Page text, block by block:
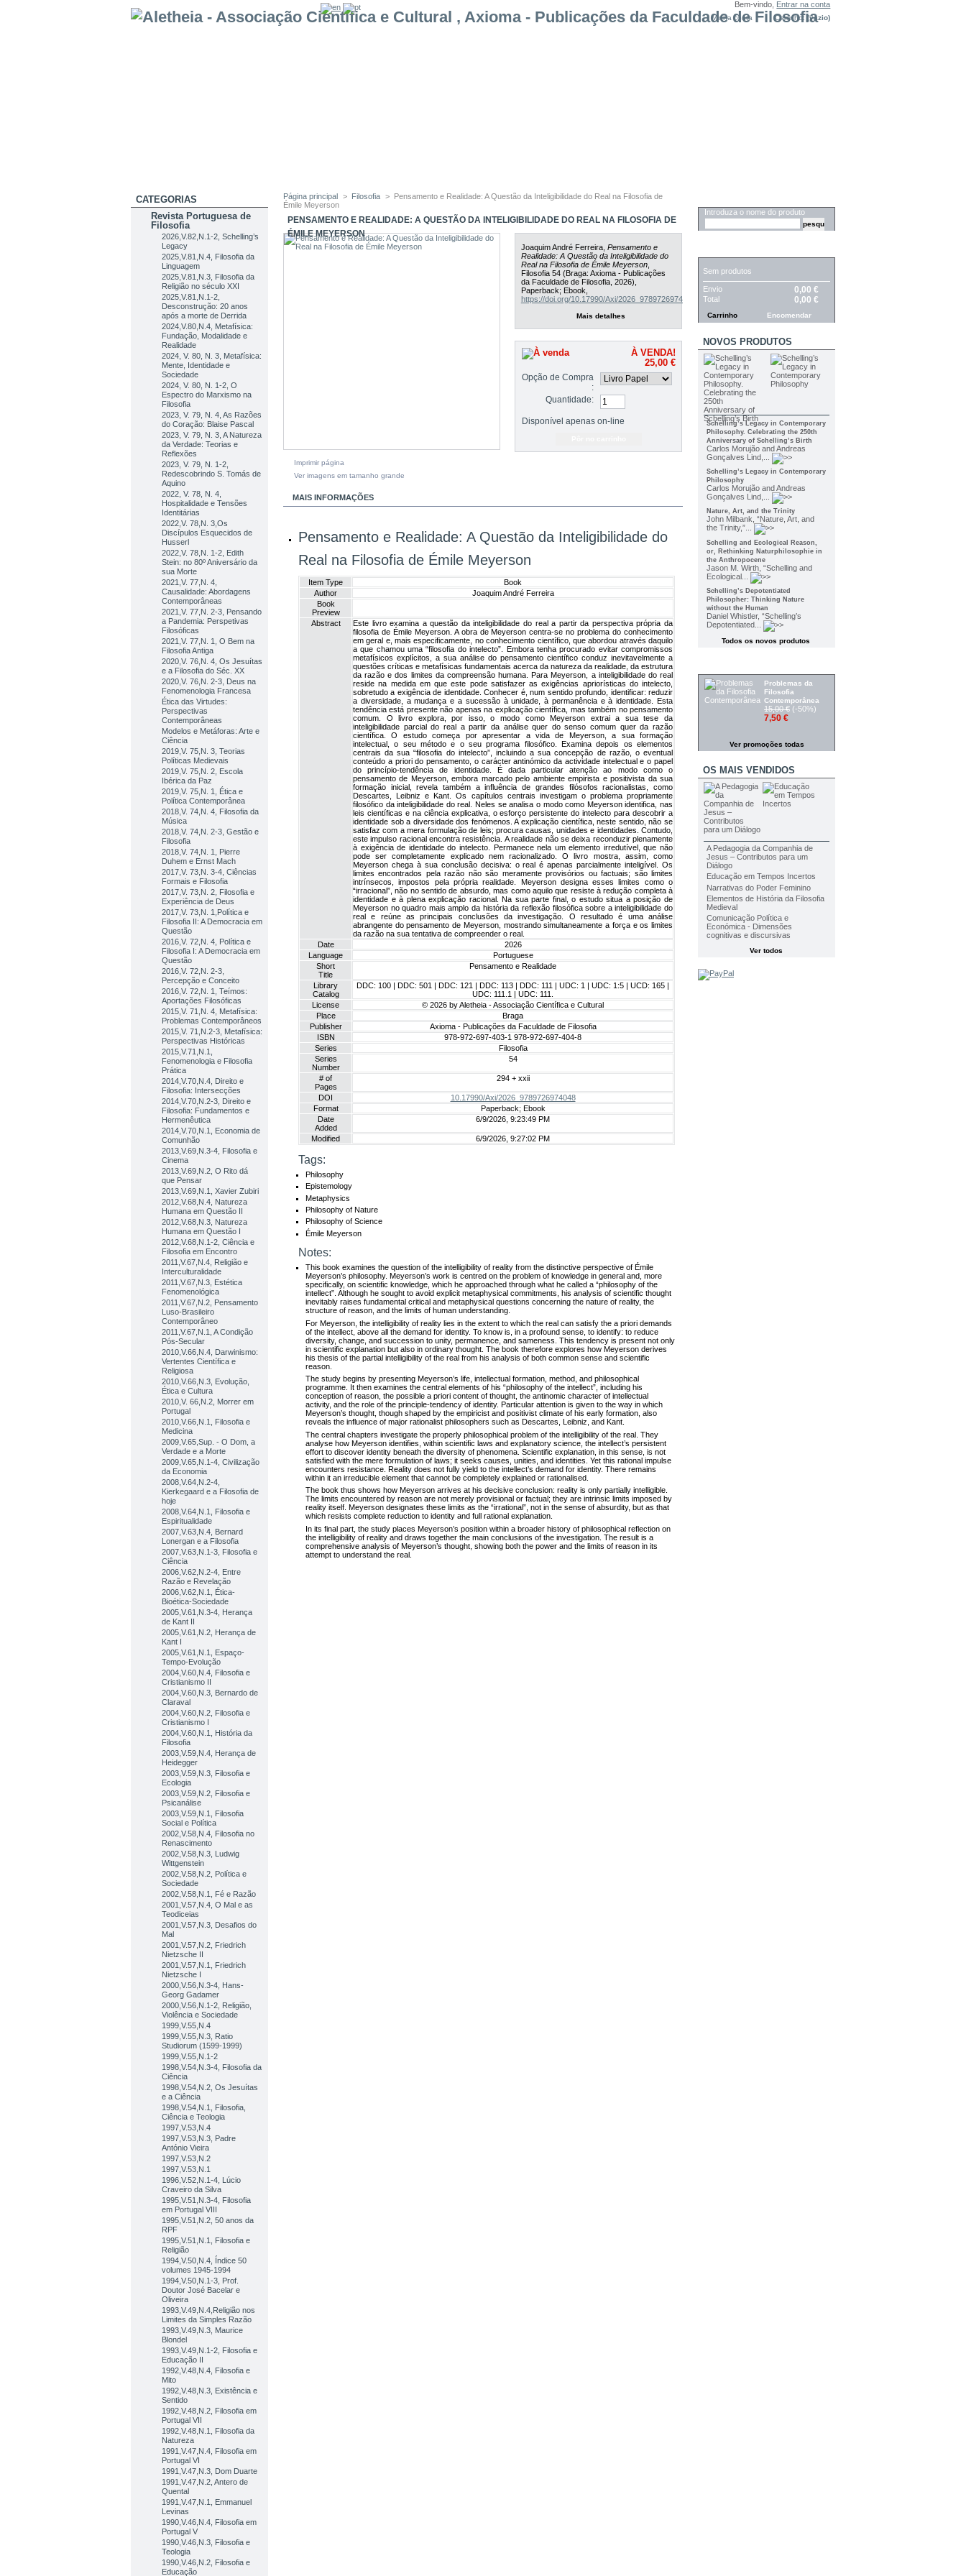
Bem-vindo, Entrar na conta
Carrinho: (vazio)
Minha conta
CATEGORIAS
Revista Portuguesa de
Filosofia
2026,V.82,N.1-2, Schelling’s
Legacy
2025,V.81,N.4, Filosofia da
Linguagem
2025,V.81,N.3, Filosofia da
Religião no século XXI
2025,V.81,N.1-2,
Desconstrução: 20 anos
após a morte de Derrida
2024,V.80,N.4, Metafísica:
Fundação, Modalidade e
Realidade
2024, V. 80, N. 3, Metafísica:
Mente, Identidade e
Sociedade
2024, V. 80, N. 1-2, O
Espectro do Marxismo na
Filosofia
2023, V. 79, N. 4, As Razões
do Coração: Blaise Pascal
2023, V. 79, N. 3, A Natureza
da Verdade: Teorias e
Reflexões
2023, V. 79, N. 1-2,
Redescobrindo S. Tomás de
Aquino
2022, V. 78, N. 4,
Hospitalidade e Tensões
Identitárias
2022,V. 78,N. 3,Os
Discípulos Esquecidos de
Husserl
2022,V. 78,N. 1-2, Edith
Stein: no 80º Aniversário da
sua Morte
2021,V. 77,N. 4,
Causalidade: Abordagens
Contemporâneas
2021,V. 77,N. 2-3, Pensando
a Pandemia: Perspetivas
Filosóficas
2021,V. 77,N. 1, O Bem na
Filosofia Antiga
2020,V. 76,N. 4, Os Jesuítas
e a Filosofia do Séc. XX
2020,V. 76,N. 2-3, Deus na
Fenomenologia Francesa
Ética das Virtudes:
Perspectivas
Contemporâneas
Modelos e Metáforas: Arte e
Ciência
2019,V. 75,N. 3, Teorias
Políticas Medievais
2019,V. 75,N. 2, Escola
Ibérica da Paz
2019,V. 75,N. 1, Ética e
Política Contemporânea
2018,V. 74,N. 4, Filosofia da
Música
2018,V. 74,N. 2-3, Gestão e
Filosofia
2018,V. 74,N. 1, Pierre
Duhem e Ernst Mach
2017,V. 73,N. 3-4, Ciências
Formais e Filosofia
2017,V. 73,N. 2, Filosofia e
Experiência de Deus
2017,V. 73,N. 1,Política e
Filosofia II: A Democracia em
Questão
2016,V. 72,N. 4, Política e
Filosofia I: A Democracia em
Questão
2016,V. 72,N. 2-3,
Percepção e Conceito
2016,V. 72,N. 1, Teímos:
Aportações Filosóficas
2015,V. 71,N. 4, Metafísica:
Problemas Contemporâneos
2015,V. 71,N.2-3, Metafísica:
Perspectivas Históricas
2015,V.71,N.1,
Fenomenologia e Filosofia
Prática
2014,V.70,N.4, Direito e
Filosofia: Intersecções
2014,V.70,N.2-3, Direito e
Filosofia: Fundamentos e
Hermenêutica
2014,V.70,N.1, Economia de
Comunhão
2013,V.69,N.3-4, Filosofia e
Cinema
2013,V.69,N.2, O Rito dá
que Pensar
2013,V.69,N.1, Xavier Zubiri
2012,V.68,N.4, Natureza
Humana em Questão II
2012,V.68,N.3, Natureza
Humana em Questão I
2012,V.68,N.1-2, Ciência e
Filosofia em Encontro
2011,V.67,N.4, Religião e
Interculturalidade
2011,V.67,N.3, Estética
Fenomenológica
2011,V.67,N.2, Pensamento
Luso-Brasileiro
Contemporâneo
2011,V.67,N.1, A Condição
Pós-Secular
2010,V.66,N.4, Darwinismo:
Vertentes Científica e
Religiosa
2010,V.66,N.3, Evolução,
Ética e Cultura
2010,V. 66,N.2, Morrer em
Portugal
2010,V.66,N.1, Filosofia e
Medicina
2009,V.65,Sup. - O Dom, a
Verdade e a Morte
2009,V.65,N.1-4, Civilização
da Economia
2008,V.64,N.2-4,
Kierkegaard e a Filosofia de
hoje
2008,V.64,N.1, Filosofia e
Espiritualidade
2007,V.63,N.4, Bernard
Lonergan e a Filosofia
2007,V.63,N.1-3, Filosofia e
Ciência
2006,V.62,N.2-4, Entre
Razão e Revelação
2006,V.62,N.1, Ética-
Bioética-Sociedade
2005,V.61,N.3-4, Herança
de Kant II
2005,V.61,N.2, Herança de
Kant I
2005,V.61,N.1, Espaço-
Tempo-Evolução
2004,V.60,N.4, Filosofia e
Cristianismo II
2004,V.60,N.3, Bernardo de
Claraval
2004,V.60,N.2, Filosofia e
Cristianismo I
2004,V.60,N.1, História da
Filosofia
2003,V.59,N.4, Herança de
Heidegger
2003,V.59,N.3, Filosofia e
Ecologia
2003,V.59,N.2, Filosofia e
Psicanálise
2003,V.59,N.1, Filosofia
Social e Política
2002,V.58,N.4, Filosofia no
Renascimento
2002,V.58,N.3, Ludwig
Wittgenstein
2002,V.58,N.2, Política e
Sociedade
2002,V.58,N.1, Fé e Razão
2001,V.57,N.4, O Mal e as
Teodiceias
2001,V.57,N.3, Desafios do
Mal
2001,V.57,N.2, Friedrich
Nietzsche II
2001,V.57,N.1, Friedrich
Nietzsche I
2000,V.56,N.3-4, Hans-
Georg Gadamer
2000,V.56,N.1-2, Religião,
Violência e Sociedade
1999,V.55,N.4
1999,V.55,N.3, Ratio
Studiorum (1599-1999)
1999,V.55,N.1-2
1998,V.54,N.3-4, Filosofia da
Ciência
1998,V.54,N.2, Os Jesuítas
e a Ciência
1998,V.54,N.1, Filosofia,
Ciência e Teologia
1997,V.53,N.4
1997,V.53,N.3, Padre
António Vieira
1997,V.53,N.2
1997,V.53,N.1
1996,V.52,N.1-4, Lúcio
Craveiro da Silva
1995,V.51,N.3-4, Filosofia
em Portugal VIII
1995,V.51,N.2, 50 anos da
RPF
1995,V.51,N.1, Filosofia e
Religião
1994,V.50,N.4, Índice 50
volumes 1945-1994
1994,V.50,N.1-3, Prof.
Doutor José Bacelar e
Oliveira
1993,V.49,N.4,Religião nos
Limites da Simples Razão
1993,V.49,N.3, Maurice
Blondel
1993,V.49,N.1-2, Filosofia e
Educação II
1992,V.48,N.4, Filosofia e
Mito
1992,V.48,N.3, Existência e
Sentido
1992,V.48,N.2, Filosofia em
Portugal VII
1992,V.48,N.1, Filosofia da
Natureza
1991,V.47,N.4, Filosofia em
Portugal VI
1991,V.47,N.3, Dom Duarte
1991,V.47,N.2, Antero de
Quental
1991,V.47,N.1, Emmanuel
Levinas
1990,V.46,N.4, Filosofia em
Portugal V
1990,V.46,N.3, Filosofia e
Teologia
1990,V.46,N.2, Filosofia e
Educação
Página principal > Filosofia >
Pensamento e Realidade: A Questão da Inteligibilidade do Real na Filosofia de
Émile Meyerson
PENSAMENTO E REALIDADE: A QUESTÃO DA INTELIGIBILIDADE DO REAL NA FILOSOFIA DE
ÉMILE MEYERSON
Imprimir página
Ver imagens em tamanho grande
Joaquim André Ferreira, Pensamento e
Realidade: A Questão da Inteligibilidade do
Real na Filosofia de Émile Meyerson,
Filosofia 54 (Braga: Axioma - Publicações
da Faculdade de Filosofia, 2026),
Paperback; Ebook,
https://doi.org/10.17990/Axi/2026_9789726974048
Mais detalhes
À VENDA!
25,00 €
Opção de Compra
:
Quantidade:
Disponível apenas on-line
MAIS INFORMAÇÕES
Pensamento e Realidade: A Questão da Inteligibilidade do
Real na Filosofia de Émile Meyerson
Item Type
Book
Author
Joaquim André Ferreira
Book
Preview
Abstract
Este livro examina a questão da inteligibilidade do real a partir da perspectiva própria da
filosofia de Émile Meyerson. A obra de Meyerson centra-se no problema do conhecimento
em geral e, mais especificamente, no conhecimento científico, que abordou através daquilo
a que chamou uma “filosofia do intelecto”. Embora tenha procurado evitar compromissos
metafísicos explícitos, a sua análise do pensamento científico conduz inevitavelmente a
questões críticas e metafísicas fundamentais acerca da natureza da realidade, da estrutura
da razão e dos limites da compreensão humana. Para Meyerson, a inteligibilidade do real
reside na medida em que este pode satisfazer as exigências apriorísticas do intelecto,
sobretudo a exigência de identidade. Conhecer é, num sentido profundo, identificar: reduzir
a diversidade, a mudança e a sucessão à unidade, à permanência e à identidade. Esta
tendência está presente não apenas na explicação científica, mas também no pensamento
comum. O livro explora, por isso, o modo como Meyerson extrai a sua tese da
inteligibilidade parcial do real a partir da análise quer do senso comum quer da razão
científica. O estudo começa por apresentar a vida de Meyerson, a sua formação
intelectual, o seu método e o seu programa filosófico. Examina depois os elementos
centrais da sua “filosofia do intelecto”, incluindo a sua concepção de razão, o eventual
conteúdo a priori do pensamento, o carácter antinómico da actividade intelectual e o papel
do princípio-tendência de identidade. É dada particular atenção ao modo como o
pensamento de Meyerson, embora marcado pelo ambiente empirista e positivista da sua
formação inicial, revela também a influência de grandes filósofos racionalistas, como
Descartes, Leibniz e Kant. Os capítulos centrais investigam o problema propriamente
filosófico da inteligibilidade do real. Neles se analisa o modo como Meyerson identifica, nas
leis científicas e na ciência explicativa, o esforço persistente do intelecto para descobrir a
identidade sob a diversidade dos fenómenos. A explicação científica, neste sentido, não se
satisfaz com a mera formulação de leis; procura causas, unidades e identidades. Contudo,
este impulso racional encontra resistência. A realidade não se deixa reconduzir plenamente
à exigência de identidade do intelecto. Permanece nela um elemento irredutível, que não
pode ser completamente explicado nem racionalizado. O livro mostra, assim, como
Meyerson chega à sua conclusão decisiva: o real é apenas parcialmente inteligível. Os
limites encontrados pela razão não são meramente provisórios ou factuais; são limites
intrínsecos, impostos pela própria realidade. Meyerson designa esses limites como o
“irracional”, não no sentido de absurdo, mas como aquilo que resiste à redução completa à
identidade e à plena explicação racional. Na sua parte final, o estudo situa a posição de
Meyerson no quadro mais amplo da história da reflexão filosófica sobre a inteligibilidade do
real e reúne as principais conclusões da investigação. O resultado é uma análise
abrangente do pensamento de Meyerson, mostrando simultaneamente a força e os limites
da razão na sua tentativa de compreender o real.
Date
2026
Language
Portuguese
Short
Title
Pensamento e Realidade
Library
Catalog
DDC: 100 | DDC: 501 | DDC: 121 | DDC: 113 | DDC: 111 | UDC: 1 | UDC: 1:5 | UCD: 165 |
UDC: 111.1 | UDC: 111.
License
© 2026 by Aletheia - Associação Científica e Cultural
Place
Braga
Publisher
Axioma - Publicações da Faculdade de Filosofia
ISBN
978-972-697-403-1 978-972-697-404-8
Series
Filosofia
Series
Number
54
# of
Pages
294 + xxii
DOI
10.17990/Axi/2026_9789726974048
Format
Paperback; Ebook
Date
Added
6/9/2026, 9:23:49 PM
Modified 6/9/2026, 9:27:02 PM
Tags:
Philosophy
Epistemology
Metaphysics
Philosophy of Nature
Philosophy of Science
Émile Meyerson
Notes:
This book examines the question of the intelligibility of reality from the distinctive perspective of Émile
Meyerson’s philosophy. Meyerson’s work is centred on the problem of knowledge in general and, more
specifically, on scientific knowledge, which he approached through what he called a “philosophy of the
intellect”. Although he sought to avoid explicit metaphysical commitments, his analysis of scientific thought
inevitably raises fundamental critical and metaphysical questions concerning the nature of reality, the
structure of reason, and the limits of human understanding.
For Meyerson, the intelligibility of reality lies in the extent to which the real can satisfy the a priori demands
of the intellect, above all the demand for identity. To know is, in a profound sense, to identify: to reduce
diversity, change, and succession to unity, permanence, and sameness. This tendency is present not only
in scientific explanation but also in ordinary thought. The book therefore explores how Meyerson derives
his thesis of the partial intelligibility of the real from his analysis of both common sense and scientific
reason.
The study begins by presenting Meyerson’s life, intellectual formation, method, and philosophical
programme. It then examines the central elements of his “philosophy of the intellect”, including his
conception of reason, the possible a priori content of thought, the antinomic character of intellectual
activity, and the role of the principle-tendency of identity. Particular attention is given to the way in which
Meyerson’s thought, though shaped by the empiricist and positivist climate of his early formation, also
reveals the influence of major rationalist philosophers such as Descartes, Leibniz, and Kant.
The central chapters investigate the properly philosophical problem of the intelligibility of the real. They
analyse how Meyerson identifies, within scientific laws and explanatory science, the intellect’s persistent
effort to discover identity beneath the diversity of phenomena. Scientific explanation, in this sense, is not
satisfied with the mere formulation of laws; it seeks causes, unities, and identities. Yet this rational impulse
encounters resistance. Reality does not fully yield to the intellect’s demand for identity. There remains
within it an irreducible element that cannot be completely explained or rationalised.
The book thus shows how Meyerson arrives at his decisive conclusion: reality is only partially intelligible.
The limits encountered by reason are not merely provisional or factual; they are intrinsic limits imposed by
reality itself. Meyerson designates these limits as the “irrational”, not in the sense of absurdity, but as that
which resists complete reduction to identity and full rational explanation.
In its final part, the study places Meyerson’s position within a broader history of philosophical reflection on
the intelligibility of reality and draws together the main conclusions of the investigation. The result is a
comprehensive analysis of Meyerson’s thought, showing both the power and the limits of reason in its
attempt to understand the real.
Introduza o nome do produto
Sem produtos
Envio 0,00 €
Total 0,00 €
Carrinho Encomendar
NOVOS PRODUTOS
Schelling’s Legacy in Contemporary
Philosophy. Celebrating the 250th
Anniversary of Schelling’s Birth
Carlos Morujão and Andreas
Gonçalves Lind,...
Schelling’s Legacy in Contemporary
Philosophy
Carlos Morujão and Andreas
Gonçalves Lind,...
Nature, Art, and the Trinity
John Milbank, “Nature, Art, and
the Trinity,”...
Schelling and Ecological Reason,
or, Rethinking Naturphilosophie in
the Anthropocene
Jason M. Wirth, “Schelling and
Ecological...
Schelling’s Depotentiated
Philosopher: Thinking Nature
without the Human
Daniel Whistler, “Schelling’s
Depotentiated...
Todos os novos produtos
Problemas da
Filosofia
Contemporânea
15,00 € (-50%)
7,50 €
Ver promoções todas
OS MAIS VENDIDOS
A Pedagogia da Companhia de
Jesus – Contributos para um
Diálogo
Educação em Tempos Incertos
Narrativas do Poder Feminino
Elementos de História da Filosofia
Medieval
Comunicação Política e
Económica - Dimensões
cognitivas e discursivas
Ver todos